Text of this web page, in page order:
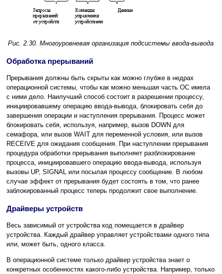
Рис. 2.30. Многоуровневая организация подсистемы ввода-вывода
Обработка прерываний
Прерывания должны быть скрыты как можно глубже в недрах
операционной системы, чтобы как можно меньшая часть ОС имела
с ними дело. Наилучший способ состоит в разрешении процессу,
инициировавшему операцию ввода-вывода, блокировать себя до
завершения операции и наступления прерывания. Процесс может
блокировать себя, используя, например, вызов DOWN для
семафора, или вызов WAIT для переменной условия, или вызов
RECEIVE для ожидания сообщения. При наступлении прерывания
процедура обработки прерывания выполняет разблокирование
процесса, инициировавшего операцию ввода-вывода, используя
вызовы UP, SIGNAL или посылая процессу сообщение. В любом
случае эффект от прерывания будет состоять в том, что ранее
заблокированный процесс теперь продолжит свое выполнение.
Драйверы устройств
Весь зависимый от устройства код помещается в драйвер
устройства. Каждый драйвер управляет устройствами одного типа
или, может быть, одного класса.
В операционной системе только драйвер устройства знает о
конкретных особенностях какого-либо устройства. Например, только